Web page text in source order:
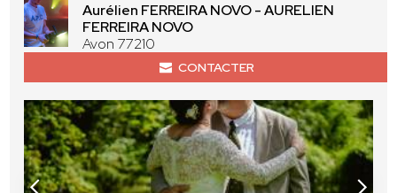
Aurélien FERREIRA NOVO - AURELIEN
FERREIRA NOVO
Avon 77210
CONTACTER